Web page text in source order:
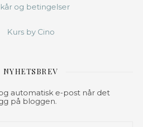
og betingelser
Kurs by Cino
NYHETSBREV
automatisk e-post når det
på bloggen.